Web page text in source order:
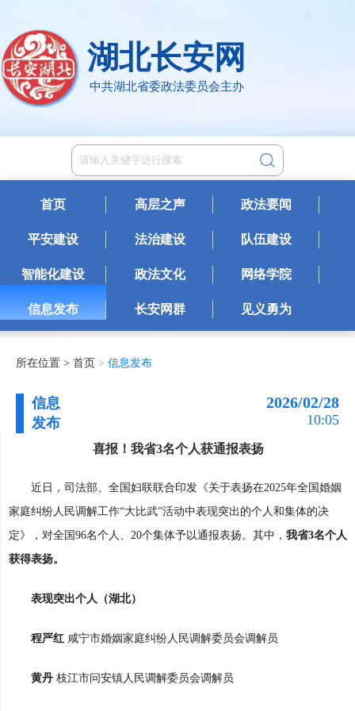
湖北长安网
中共湖北省委政法委员会主办
首页 高层之声 政法要闻
平安建设 法治建设 队伍建设
智能化建设 政法文化 网络学院
信息发布 长安网群 见义勇为
所在位置 > 首页 > 信息发布
信息
发布
2026/02/28
10:05
喜报！我省3名个人获通报表扬
近日，司法部、全国妇联联合印发《关于表扬在2025年全国婚姻
家庭纠纷人民调解工作“大比武”活动中表现突出的个人和集体的决
定》，对全国96名个人、20个集体予以通报表扬。其中， 我省3名个人
获得表扬。
表现突出个人（湖北）
程严红 咸宁市婚姻家庭纠纷人民调解委员会调解员
黄丹 枝江市问安镇人民调解委员会调解员